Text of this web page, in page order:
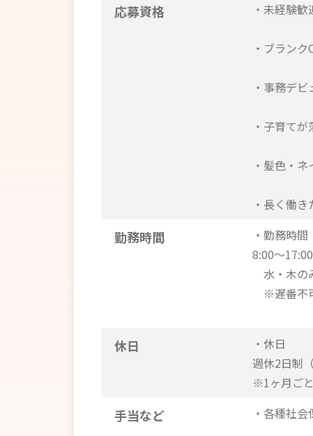
応募資格 ・未経験歓
・ブランク
・事務デ
・子育て
・髪色・
・長く働き
勤務時間
・勤務時間
8:00～17:00
水・木の
※遅番不
休日
・休日
週休2日制
※1ヶ月ご
手当など ・各種社